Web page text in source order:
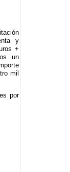
y
+
un
mil
por